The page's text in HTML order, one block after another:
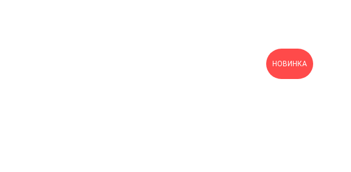
НОВИНКА